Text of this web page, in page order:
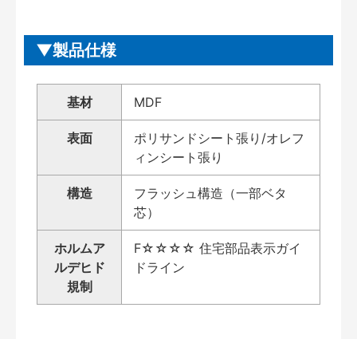
製品仕様
基材 MDF
表面
ポリサンドシート張り/オレフ
ィンシート張り
構造
フラッシュ構造（一部ベタ
芯）
ホルムア
ルデヒド
規制
F☆☆☆☆ 住宅部品表示ガイ
ドライン